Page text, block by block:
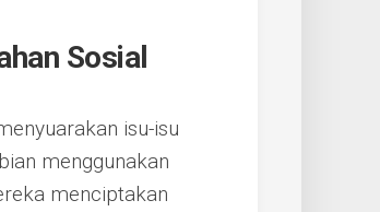
Sosial
isu-isu
menggunakan
menciptakan